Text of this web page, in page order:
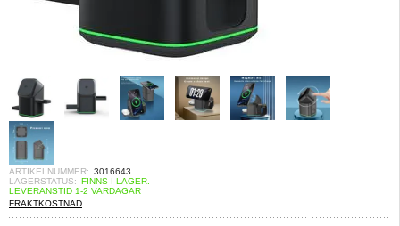
ARTIKELNUMMER: 3016643
LAGERSTATUS: FINNS I LAGER.
LEVERANSTID 1-2 VARDAGAR
FRAKTKOSTNAD